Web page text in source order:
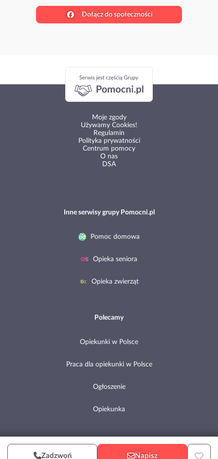
Napisz
Zadzwoń
Dołącz do społeczności
Moje zgody
Używamy Cookies!
Regulamin
Polityka prywatności
Centrum pomocy
O nas
DSA
Inne serwisy grupy Pomocni.pl
Pomoc domowa
Opieka seniora
Opieka zwierząt
Polecamy
Opiekunki w Polsce
Praca dla opiekunki w Polsce
Ogłoszenie
Opiekunka
Copyright © 2002-2026 Pomocni.pl